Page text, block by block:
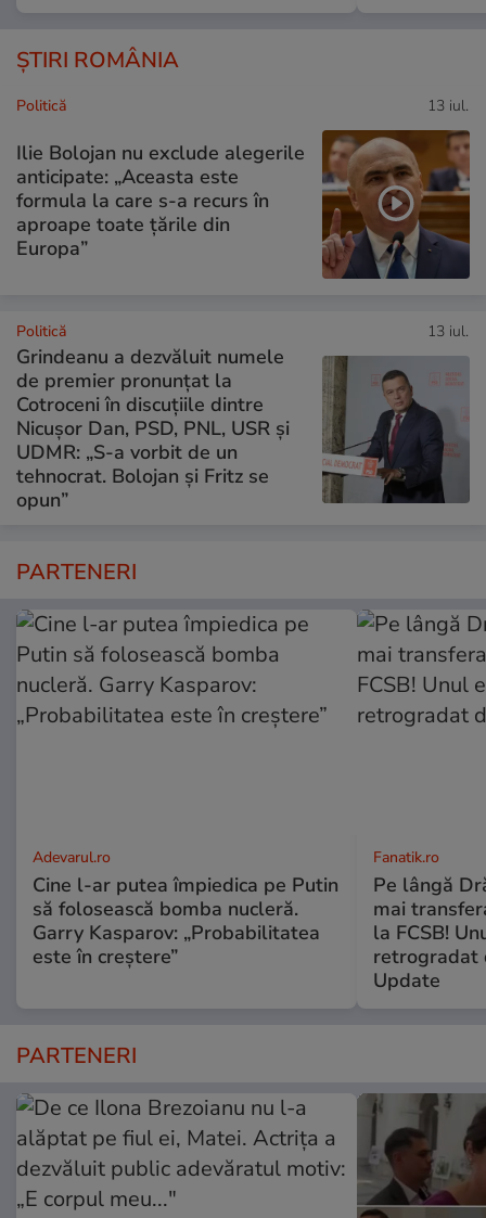
ȘTIRI ROMÂNIA
Politică 13 iul.
Ilie Bolojan nu exclude alegerile
anticipate: „Aceasta este
formula la care s-a recurs în
aproape toate ţările din
Europa”
Politică 13 iul.
Grindeanu a dezvăluit numele
de premier pronunțat la
Cotroceni în discuțiile dintre
Nicușor Dan, PSD, PNL, USR și
UDMR: „S-a vorbit de un
tehnocrat. Bolojan și Fritz se
opun”
PARTENERI
Adevarul.ro
Cine l-ar putea împiedica pe Putin
să folosească bomba nucleră.
Garry Kasparov: „Probabilitatea
este în creștere”
Fanatik.ro
Pe lângă
mai
la FCSB!
retrogradat
Update
PARTENERI